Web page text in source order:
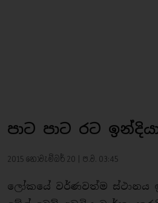
පාට පාට රට
2015 නොවැම්බර් 20 | ප.ව. 03:45
ලෝකයේ වර්ණවත්ම ස්ථානය